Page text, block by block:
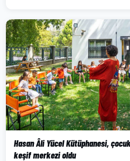
Hasan Âli Yücel Kütüphanesi,
keşif merkezi oldu